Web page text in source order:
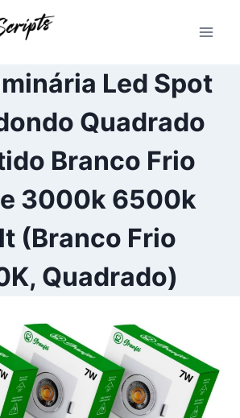
Led Spot
Quadrado
Branco Frio
3000k 6500k
(Branco Frio
Quadrado)